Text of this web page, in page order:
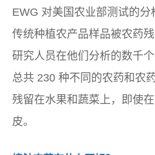
EWG 对美国农业部测试的
传统种植农产品样品被农药
研究人员在他们分析的数千
总共 230 种不同的农药和农
残留在水果和蔬菜上，即使
皮。